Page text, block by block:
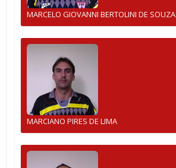
MARCELO GIOVANNI BERTOLINI DE SOUZA
MARCIANO PIRES DE LIMA